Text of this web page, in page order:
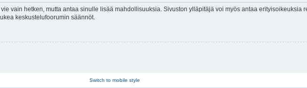
vain hetken, mutta antaa sinulle lisää mahdollisuuksia. Sivuston ylläpitäjä voi myös antaa erityisoikeuksia
keskustelufoorumin säännöt.
Switch to mobile style